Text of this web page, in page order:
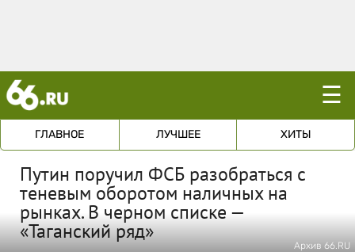
☰
ГЛАВНОЕ ЛУЧШЕЕ ХИТЫ
Путин поручил ФСБ разобраться с
теневым оборотом наличных на
рынках. В черном списке —
«Таганский ряд»
Архив 66.RU